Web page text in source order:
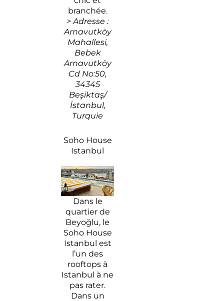
branchée.
> Adresse :
Arnavutköy
Mahallesi,
Bebek
Arnavutköy
Cd No:50,
34345
Beşiktaş/
İstanbul,
Turquie
Soho House
Istanbul
Dans le
quartier de
Beyoğlu, le
Soho House
Istanbul est
l’un des
rooftops à
Istanbul à ne
pas rater.
Dans un